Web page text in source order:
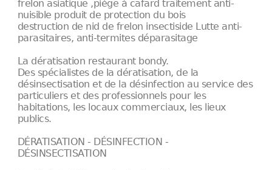
frelon asiatique ,piège à cafard traitement anti-
nuisible produit de protection du bois
destruction de nid de frelon insectiside Lutte anti-
parasitaires, anti-termites déparasitage
La dératisation restaurant bondy.
Des spécialistes de la dératisation, de la
désinsectisation et de la désinfection au service des
particuliers et des professionnels pour les
habitations, les locaux commerciaux, les lieux
publics.
DÉRATISATION - DÉSINFECTION -
DÉSINSECTISATION